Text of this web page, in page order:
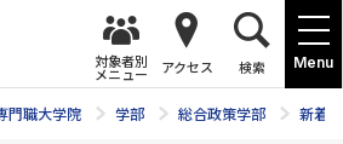
Menu
対象者別
メニュー アクセス 検索
門職大学院 学部 総合政策学部 新着